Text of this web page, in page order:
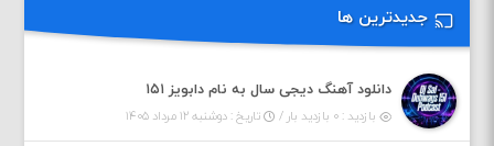
جدیدترین ها
دانلود آهنگ دیجی سال به نام دابویز ۱۵۱
بازدید : ۰ بازدید بار / تاریخ : دوشنبه ۱۲ مرداد ۱۴۰۵